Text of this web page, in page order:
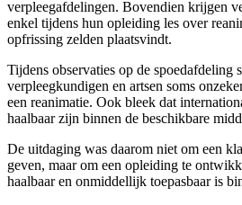
verpleegafdelingen. Bovendien krijgen
enkel tijdens hun opleiding les over
opfrissing zelden plaatsvindt.
Tijdens observaties op de spoedafdeling
verpleegkundigen en artsen soms
een reanimatie. Ook bleek dat
haalbaar zijn binnen de beschikbare
De uitdaging was daarom niet om een
geven, maar om een opleiding te
haalbaar en onmiddellijk toepasbaar is